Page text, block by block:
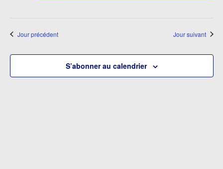
Jour précédent Jour suivant
S’abonner au calendrier